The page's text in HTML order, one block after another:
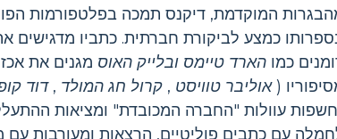
המוקדמת, דיקנס תמכה בפלטפורמות
כמצע לביקורת חברתית. כתביו
כמו הארד טיימס ובלייק האוס מגנים את
(אוליבר טוויסט , קרול חג המולד ,דוד
עוולות "החברה המכובדת" ומציאות
עם כתבים פוליטיים, הרצאות ומעורבות עם